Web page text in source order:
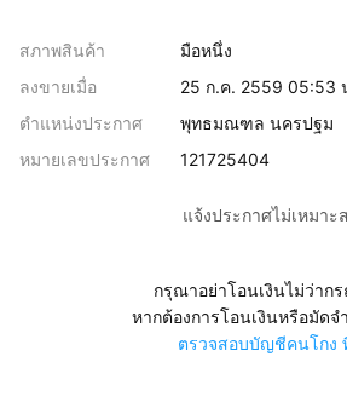
สภาพสินค้า
มือหนึ่ง
ลงขายเมื่อ
25 ก.ค. 2559 05:53
ตำแหน่งประกาศ
พุทธมณฑล นครปฐม
หมายเลขประกาศ
121725404
แจ้งประกาศไม่เหมาะ
กรุณาอย่าโอนเงินไม่ว่าก
หากต้องการโอนเงินหรือมัดจ
ตรวจสอบบัญชีคนโกง